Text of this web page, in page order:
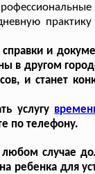
и
в другом
и станет
услугу
по телефону.
случае
ребенка для